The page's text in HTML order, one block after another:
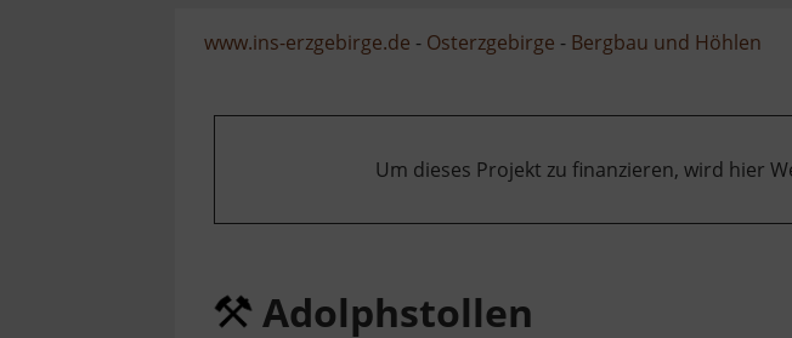
www.ins-erzgebirge.de - Osterzgebirge - Bergbau und Höhlen
Um dieses Projekt zu finanzieren, wird hier
Adolphstollen